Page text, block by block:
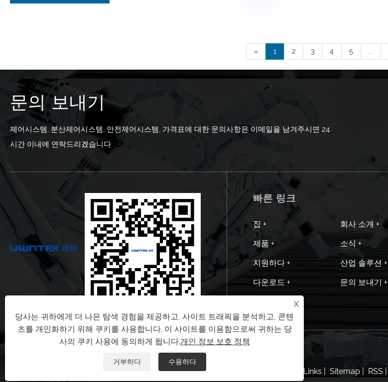
« 1 2 3 4 5
문의 보내기
제어시스템, 분산제어시스템, 안전제어시스템, 가격표에 대한 문의사항은 이메일을 남겨주시면 24
시간 이내에 연락드리겠습니다.
빠른 링크
집 + 회사 소개 +
제품 + 소식 +
지원하다 + 산업 솔루션 +
다운로드 + 문의 보내기 +
저작권 © 2024 Shandong Youwen Automation Engineering Co., Ltd. 판권 소유. Links Sitemap RSS
X
당사는 귀하에게 더 나은 탐색 경험을 제공하고, 사이트 트래픽을 분석하고, 콘텐
츠를 개인화하기 위해 쿠키를 사용합니다. 이 사이트를 이용함으로써 귀하는 당
사의 쿠키 사용에 동의하게 됩니다.개인 정보 보호 정책
거부하다 수용하다